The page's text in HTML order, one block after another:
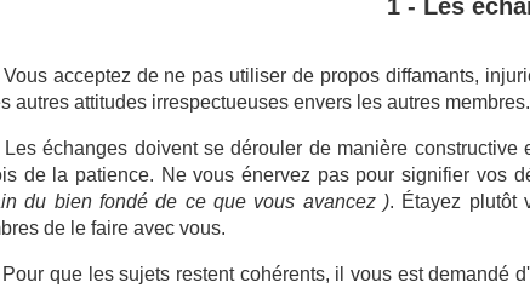
1 - Les
Vous acceptez de ne pas utiliser de propos diffamants,
autres attitudes irrespectueuses envers les autres membres.
Les échanges doivent se dérouler de manière
de la patience. Ne vous énervez pas pour signifier vos
du bien fondé de ce que vous avancez ). Étayez plutôt
de le faire avec vous.
Pour que les sujets restent cohérents, il vous est demandé